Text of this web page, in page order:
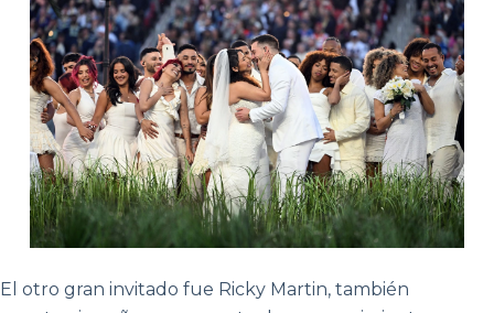
El otro gran invitado fue Ricky Martin, también